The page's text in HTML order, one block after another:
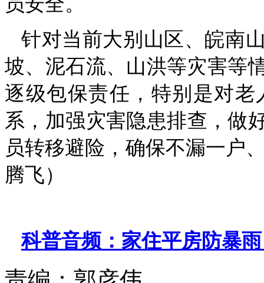
针对当前大别山区、皖南
坡、泥石流、山洪等灾害等
逐级包保责任，特别是对
系，加强灾害隐患排查，做
员转移避险，确保不漏一户
腾飞）
科普音频：家住平房防暴